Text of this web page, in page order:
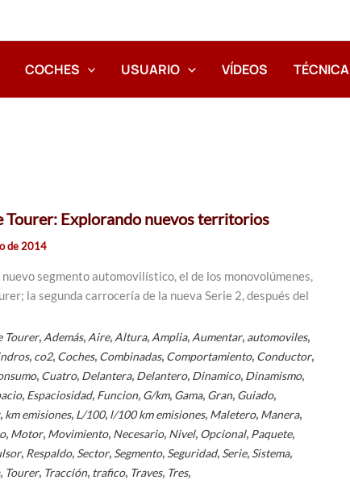
COCHES USUARIO VÍDEOS TÉCNICA
Tourer: Explorando nuevos territorios
de 2014
segmento automovilístico, el de los monovolúmenes,
la segunda carrocería de la nueva Serie 2, después del
Tourer, Además, Aire, Altura, Amplia, Aumentar, automoviles,
, co2, Coches, Combinadas, Comportamiento, Conductor,
, Cuatro, Delantera, Delantero, Dinamico, Dinamismo,
, Espaciosidad, Funcion, G/km, Gama, Gran, Guiado,
, km emisiones, L/100, l/100 km emisiones, Maletero, Manera,
, Motor, Movimiento, Necesario, Nivel, Opcional, Paquete,
, Respaldo, Sector, Segmento, Seguridad, Serie, Sistema,
, Tourer, Tracción, trafico, Traves, Tres,